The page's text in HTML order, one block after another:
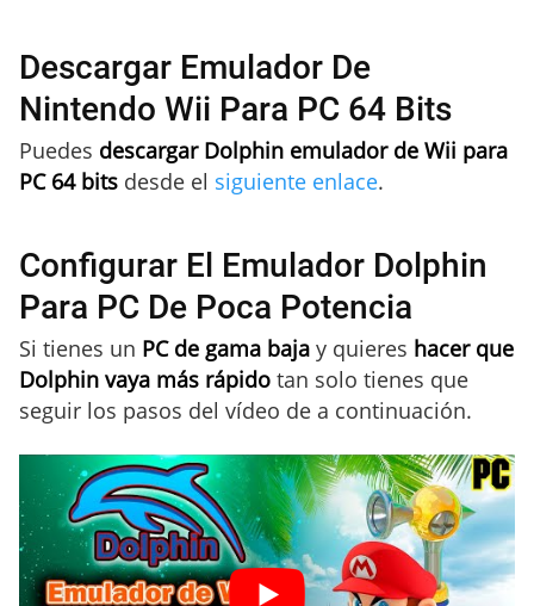
Descargar Emulador De
Nintendo Wii Para PC 64 Bits
Puedes descargar Dolphin emulador de Wii para
PC 64 bits desde el siguiente enlace.
Configurar El Emulador Dolphin
Para PC De Poca Potencia
Si tienes un PC de gama baja y quieres hacer que
Dolphin vaya más rápido tan solo tienes que
seguir los pasos del vídeo de a continuación.